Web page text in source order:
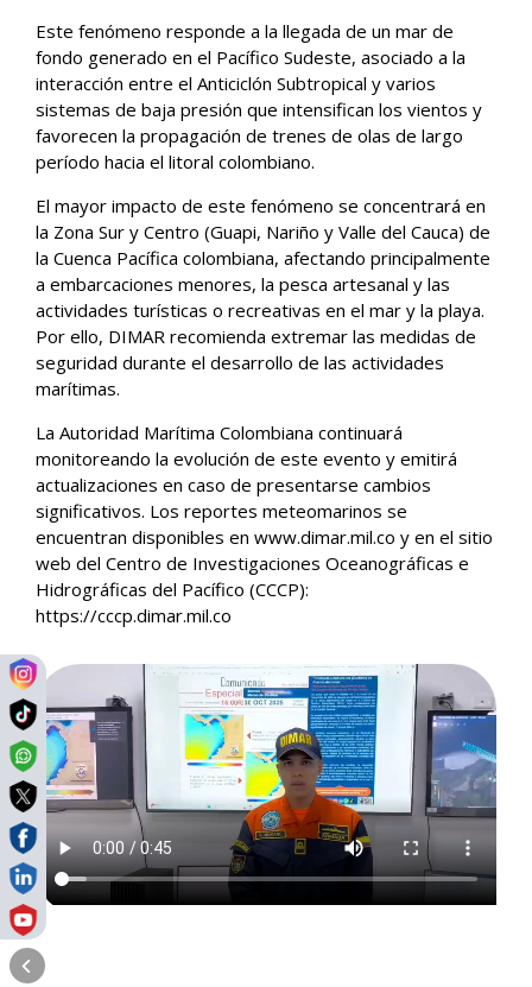
Este fenómeno responde a la llegada de un mar de
fondo generado en el Pacífico Sudeste, asociado a la
interacción entre el Anticiclón Subtropical y varios
sistemas de baja presión que intensifican los vientos y
favorecen la propagación de trenes de olas de largo
período hacia el litoral colombiano.
El mayor impacto de este fenómeno se concentrará en
la Zona Sur y Centro (Guapi, Nariño y Valle del Cauca) de
la Cuenca Pacífica colombiana, afectando principalmente
a embarcaciones menores, la pesca artesanal y las
actividades turísticas o recreativas en el mar y la playa.
Por ello, DIMAR recomienda extremar las medidas de
seguridad durante el desarrollo de las actividades
marítimas.
La Autoridad Marítima Colombiana continuará
monitoreando la evolución de este evento y emitirá
actualizaciones en caso de presentarse cambios
significativos. Los reportes meteomarinos se
encuentran disponibles en www.dimar.mil.co y en el sitio
web del Centro de Investigaciones Oceanográficas e
Hidrográficas del Pacífico (CCCP):
https://cccp.dimar.mil.co